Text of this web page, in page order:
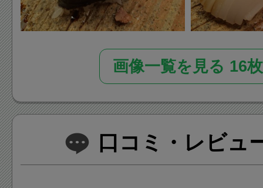
画像一覧を見る 16枚
口コミ・レビュ